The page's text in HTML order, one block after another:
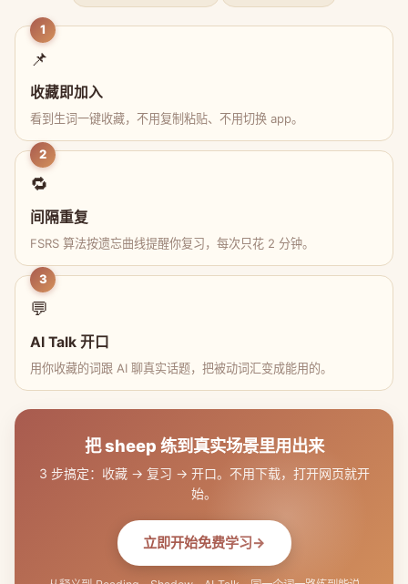
1
📌
收藏即加入
看到生词一键收藏，不用复制粘贴、不用切换 app。
2
🔁
间隔重复
FSRS 算法按遗忘曲线提醒你复习，每次只花 2 分钟。
3
💬
AI Talk 开口
用你收藏的词跟 AI 聊真实话题，把被动词汇变成能用的。
把 sheep 练到真实场景里用出来
3 步搞定：收藏 → 复习 → 开口。不用下载，打开网页就开
始。
立即开始免费学习